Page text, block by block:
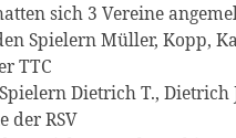
sich 3 Vereine
Spielern Müller, Kopp,
TTC
Dietrich T., Dietrich
der RSV